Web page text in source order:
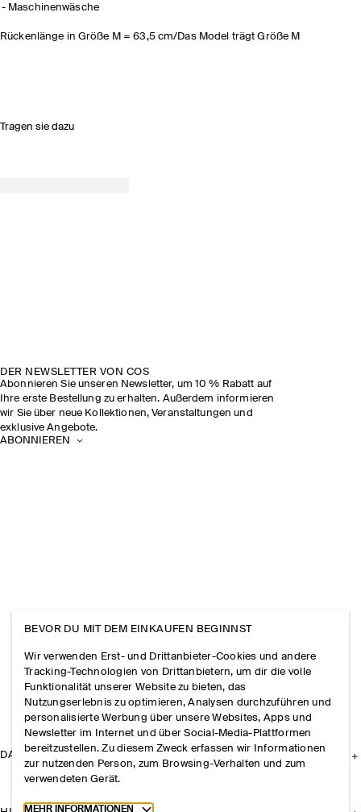
Maschinenwäsche
Rückenlänge in Größe M = 63,5 cm/Das Model trägt Größe M
Tragen sie dazu
DER NEWSLETTER VON COS
Abonnieren Sie unseren Newsletter, um 10 % Rabatt auf
Ihre erste Bestellung zu erhalten. Außerdem informieren
wir Sie über neue Kollektionen, Veranstaltungen und
exklusive Angebote.
ABONNIEREN
DAS UNTERNEHMEN
BEVOR DU MIT DEM EINKAUFEN BEGINNST
Wir verwenden Erst- und Drittanbieter-Cookies und andere
Tracking-Technologien von Drittanbietern, um dir die volle
Funktionalität unserer Website zu bieten, das
Nutzungserlebnis zu optimieren, Analysen durchzuführen und
personalisierte Werbung über unsere Websites, Apps und
Newsletter im Internet und über Social-Media-Plattformen
bereitzustellen. Zu diesem Zweck erfassen wir Informationen
zur nutzenden Person, zum Browsing-Verhalten und zum
verwendeten Gerät.
Toggle more cookie information
MEHR INFORMATIONEN